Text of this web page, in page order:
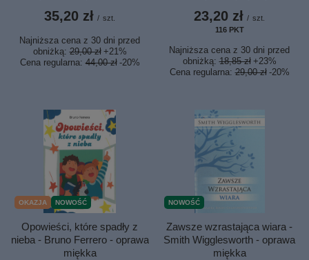
35,20 zł / szt.
Najniższa cena z 30 dni przed
obniżką:29,00 zł +21%
Cena regularna:44,00 zł -20%
23,20 zł / szt.
116PKTpunktów
Najniższa cena z 30 dni przed
obniżką:18,85 zł +23%
Cena regularna:29,00 zł -20%
OKAZJA NOWOŚĆ
Opowieści, które spadły z
nieba - Bruno Ferrero - oprawa
miękka
NOWOŚĆ
Zawsze wzrastająca wiara -
Smith Wigglesworth - oprawa
miękka